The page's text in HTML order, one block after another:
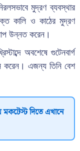
মুদ্রণ ব্যবস্থার
কালি ও কাঠের মুদ্রণ
উন্নত করেন।
অবশেষে গুটেনবার্গ
করেন। এজন্য তিনি বেশ
দিতে এখানে